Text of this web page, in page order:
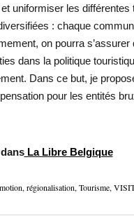
uniformiser les
: chaque
on pourra
dans la politique
Dans ce but, je
pour les entités
La Libre Belgique
, régionalisation, Tourisme,